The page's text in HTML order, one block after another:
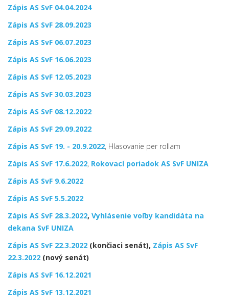
Zápis AS SvF 04.04.2024
Zápis AS SvF 28.09.2023
Zápis AS SvF 06.07.2023
Zápis AS SvF 16.06.2023
Zápis AS SvF 12.05.2023
Zápis AS SvF 30.03.2023
Zápis AS SvF 08.12.2022
Zápis AS SvF 29.09.2022
Zápis AS SvF 19. - 20.9.2022, Hlasovanie per rollam
Zápis AS SvF 17.6.2022, Rokovací poriadok AS SvF UNIZA
Zápis AS SvF 9.6.2022
Zápis AS SvF 5.5.2022
Zápis AS SvF 28.3.2022, Vyhlásenie voľby kandidáta na
dekana SvF UNIZA
Zápis AS SvF 22.3.2022 (končiaci senát), Zápis AS SvF
22.3.2022 (nový senát)
Zápis AS SvF 16.12.2021
Zápis AS SvF 13.12.2021